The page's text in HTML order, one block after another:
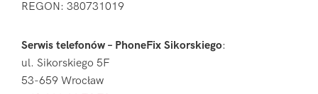
REGON: 380731019
Serwis telefonów – PhoneFix Sikorskiego:
ul. Sikorskiego 5F
53-659 Wrocław